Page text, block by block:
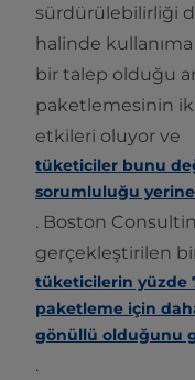
sürdürülebilirliği
halinde
bir talep olduğu
paketlemesinin
etkileri oluyor ve
tüketiciler bunu
sorumluluğu
. Boston
gerçekleştirilen
tüketicilerin yüzde
paketleme için
gönüllü olduğunu
.